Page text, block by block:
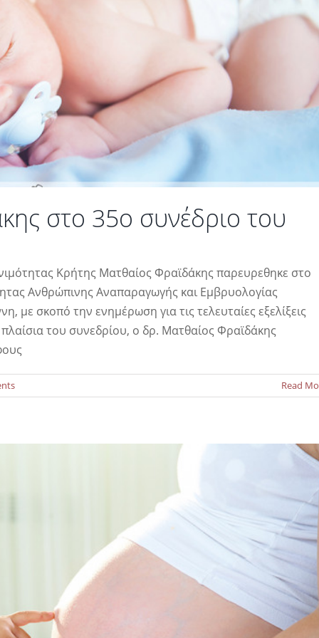
στο 35ο συνέδριο του
Κρήτης Ματθαίος Φραϊδάκης παρευρεθηκε στο
Ανθρώπινης Αναπαραγωγής και Εμβρυολογίας
με σκοπό την ενημέρωση για τις τελευταίες εξελίξεις
του συνεδρίου, ο δρ. Ματθαίος Φραϊδάκης
Read
το Κέντρο Γονιμότητας Κρήτης!